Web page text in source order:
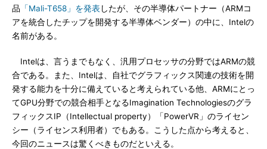
品 「Mali-T658」を発表したが、その半導体パートナー（ARMコ
アを統合したチップを開発する半導体ベンダー）の中に、Intelの
名前がある。
Intelは、言うまでもなく、汎用プロセッサの分野ではARMの競
合である。また、Intelは、自社でグラフィックス関連の技術を開
発する能力を十分に備えていると考えられている他、ARMにとっ
てGPU分野での競合相手となるImagination Technologiesのグラ
フィックスIP（Intellectual property）「PowerVR」のライセン
シー（ライセンス利用者）でもある。こうした点から考えると、
今回のニュースは驚くべきものだといえる。